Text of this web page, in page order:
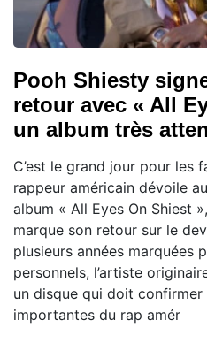
Pooh Shiesty
retour avec « All
un album très
C’est le grand jour pour les
rappeur américain dévoile
album « All Eyes On Shiest
marque son retour sur le
plusieurs années marquées
personnels, l’artiste
un disque qui doit
importantes du rap amér